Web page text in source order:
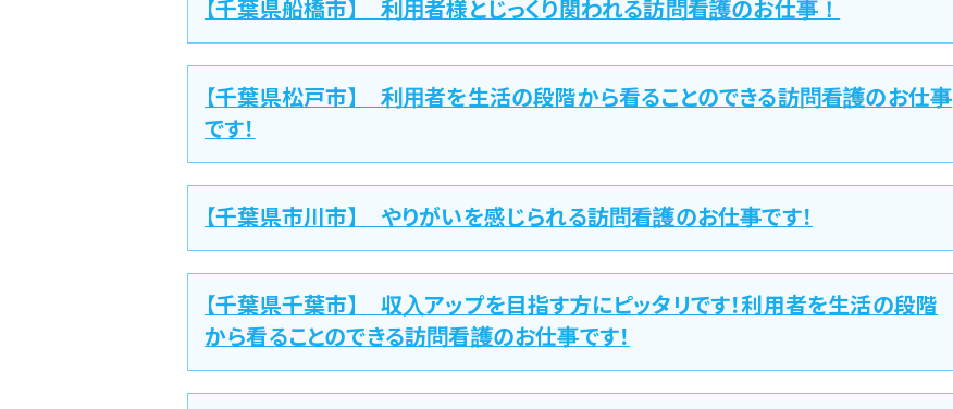
【千葉県船橋市】 利用者様とじっくり関われる訪問看護のお仕事！
【千葉県松戸市】 利用者を生活の段階から看ることのできる訪問看護のお仕事
です！
【千葉県市川市】 やりがいを感じられる訪問看護のお仕事です！
【千葉県千葉市】 収入アップを目指す方にピッタリです！利用者を生活の段階
から看ることのできる訪問看護のお仕事です！